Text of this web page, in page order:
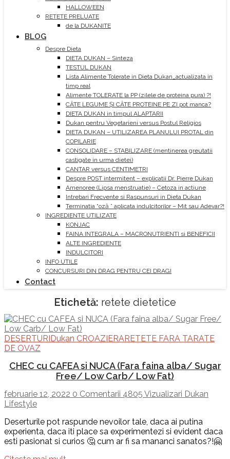
HALLOWEEN
RETETE PRELUATE
de la DUKANITE
BLOG
Despre Dieta
DIETA DUKAN – Sinteza
TESTUL DUKAN
Lista Alimente Tolerate in Dieta Dukan_actualizata in
timp real
Alimente TOLERATE la PP (zilele de proteina pura) ?!
CÂTE LEGUME ȘI CÂTE PROTEINE PE ZI pot manca?
DIETA DUKAN in timpul ALAPTARII
Dukan pentru Vegetarieni versus Postul Religios
DIETA DUKAN – UTILIZAREA PLANULUI PROTAL din
COPILARIE
CONSOLIDARE – STABILIZARE (mentinerea greutatii
castigate in urma dietei)
CANTAR versus CENTIMETRI
Despre POST intermitent – explicatii Dr. Pierre Dukan
Amenoree (Lipsa menstruatie) – Cetoza in actiune
Intrebari Frecvente si Raspunsuri in Dieta Dukan
Terminatia “oză ” aplicata indulcitorilor – Mit sau Adevar?!
INGREDIENTE UTILIZATE
KONJAC
FAINA INTEGRALA – MACRONUTRIENTI si BENEFICII
ALTE INGREDIENTE
INDULCITORI
INFO UTILE
CONCURSURI DIN DRAG PENTRU CEI DRAGI
Contact
Etichetă: retete dietetice
DESERTURI Dukan CROAZIERARETETE FARA TARATE
DE OVAZ
CHEC cu CAFEA si NUCA (Fara faina alba/ Sugar
Free/ Low Carb/ Low Fat)
februarie 12, 2022 0 Comentarii 4805 Vizualizari Dukan
Lifestyle
Deserturile pot raspunde nevoilor tale, daca ai putina
experienta, daca iti place sa experimentezi si evident daca
esti pasionat si curios 🤔 cum ar fi sa mananci sanatos?!🤗